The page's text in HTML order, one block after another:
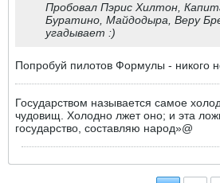
Пробовал Пэрис Хилтон,
Буратино, Майдодыра, Веру
угадывает :)
Попробуй пилотов Формулы - никого
Государством называется самое
чудовищ. Холодно лжет оно; и эта
государство, составляю народ»@